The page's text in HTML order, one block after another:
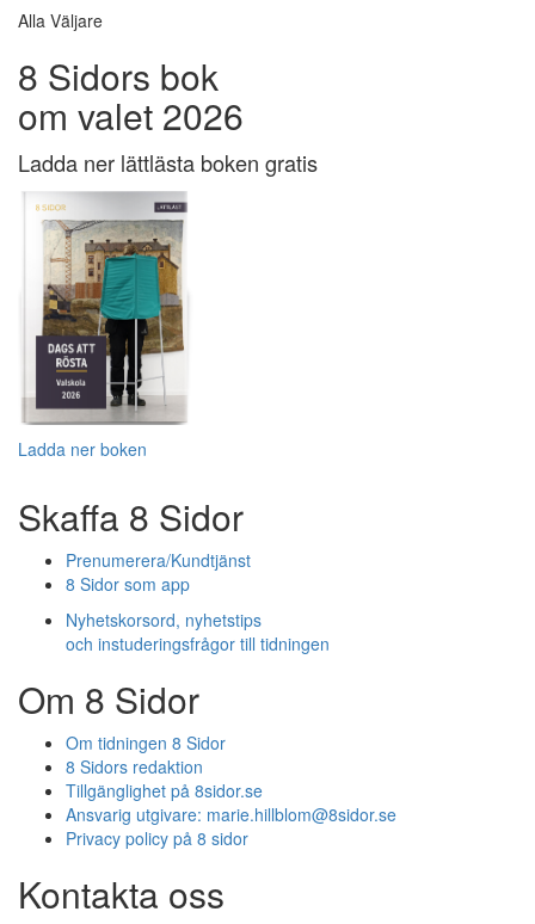
Alla Väljare
8 Sidors bok
om valet 2026
Ladda ner lättlästa boken gratis
Ladda ner boken
Skaffa 8 Sidor
Prenumerera/Kundtjänst
8 Sidor som app
Nyhetskorsord, nyhetstips
och instuderingsfrågor till tidningen
Om 8 Sidor
Om tidningen 8 Sidor
8 Sidors redaktion
Tillgänglighet på 8sidor.se
Ansvarig utgivare: marie.hillblom@8sidor.se
Privacy policy på 8 sidor
Kontakta oss